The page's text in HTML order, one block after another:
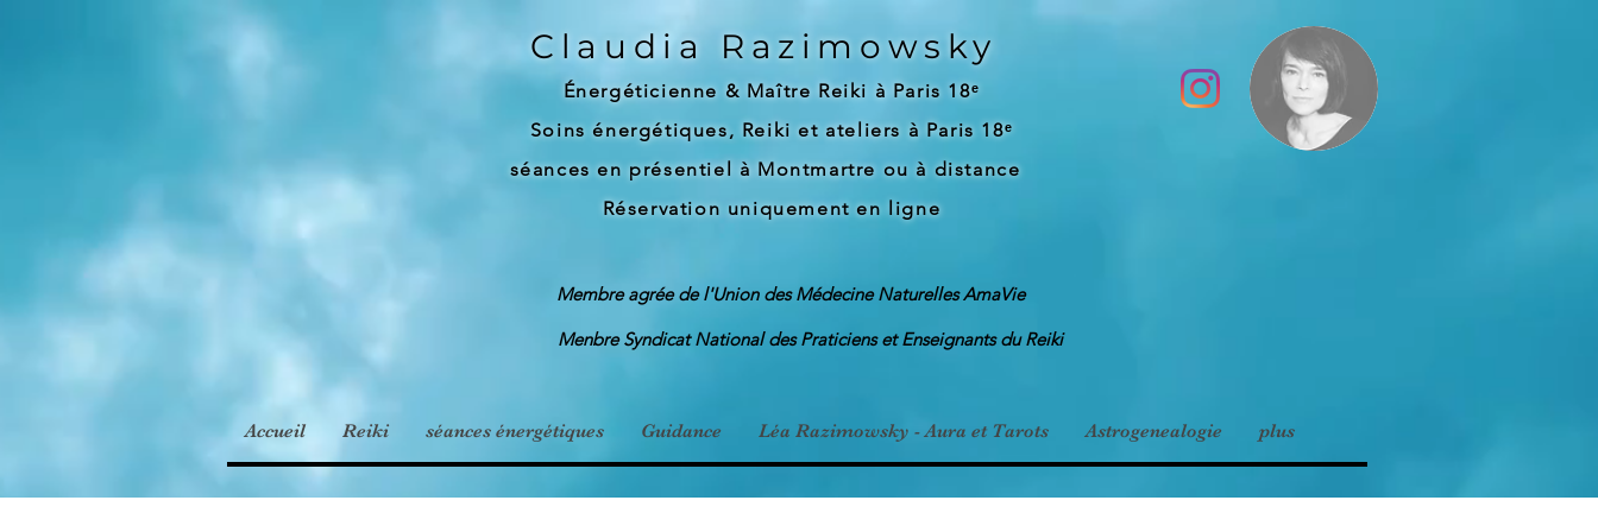
Claudia Razimowsky
Énergéticienne & Maître Reiki à Paris 18ᵉ
Soins énergétiques, Reiki et ateliers à Paris 18ᵉ
séances en présentiel à Montmartre ou à distance
Réservation uniquement en ligne
Membre agrée de l'Union des Médecine Naturelles AmaVie
Menbre Syndicat National des Praticiens et Enseignants du Reiki
Accueil Reiki séances énergétiques Guidance Léa Razimowsky - Aura et Tarots Astrogenealogie plus